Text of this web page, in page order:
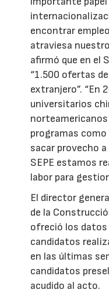
encontrar
atraviesa
afirmó que en el
“1.500 ofertas
extranjero”. “En
universitarios
programas
sacar provecho
SEPE estamos
labor para
El director
de la
ofreció los datos
candidatos
en las últimas
candidatos
acudido al acto.